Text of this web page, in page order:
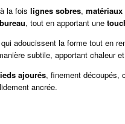
la fois lignes sobres,
bureau, tout en apportant une
adoucissent la forme tout en
subtile, apportant chaleur
ajourés, finement découpés,
ancrée.